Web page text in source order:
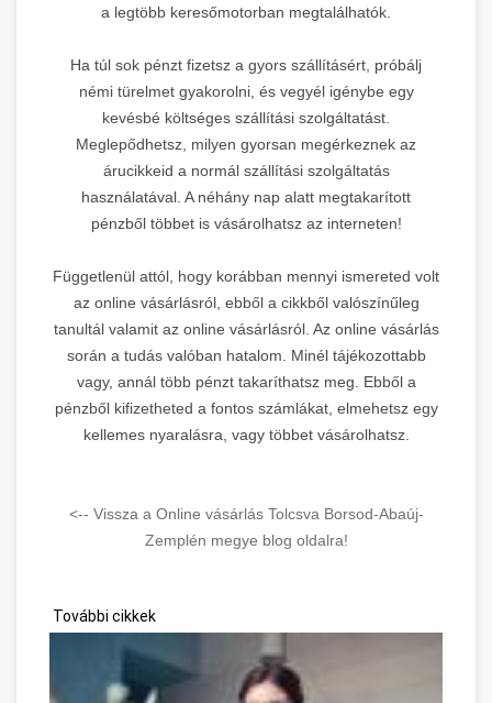
a legtöbb keresőmotorban megtalálhatók.
Ha túl sok pénzt fizetsz a gyors szállításért, próbálj
némi türelmet gyakorolni, és vegyél igénybe egy
kevésbé költséges szállítási szolgáltatást.
Meglepődhetsz, milyen gyorsan megérkeznek az
árucikkeid a normál szállítási szolgáltatás
használatával. A néhány nap alatt megtakarított
pénzből többet is vásárolhatsz az interneten!
Függetlenül attól, hogy korábban mennyi ismereted volt
az online vásárlásról, ebből a cikkből valószínűleg
tanultál valamit az online vásárlásról. Az online vásárlás
során a tudás valóban hatalom. Minél tájékozottabb
vagy, annál több pénzt takaríthatsz meg. Ebből a
pénzből kifizetheted a fontos számlákat, elmehetsz egy
kellemes nyaralásra, vagy többet vásárolhatsz.
<-- Vissza a Online vásárlás Tolcsva Borsod-Abaúj-
Zemplén megye blog oldalra!
További cikkek